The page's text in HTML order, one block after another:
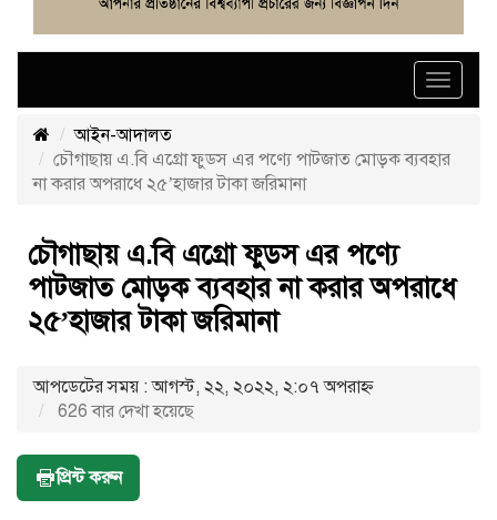
Toggle
আইন-আদালত
চৌগাছায় এ.বি এগ্রো ফুডস এর পণ্যে পাটজাত মোড়ক ব্যবহার
না করার অপরাধে ২৫’হাজার টাকা জরিমানা
চৌগাছায় এ.বি এগ্রো ফুডস এর পণ্যে
পাটজাত মোড়ক ব্যবহার না করার অপরাধে
২৫’হাজার টাকা জরিমানা
আপডেটের সময় : আগস্ট, ২২, ২০২২, ২:০৭ অপরাহ্ণ
626 বার দেখা হয়েছে
প্রিন্ট করুন